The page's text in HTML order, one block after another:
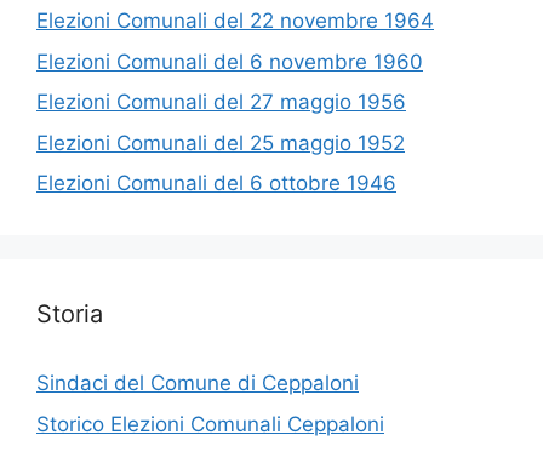
Elezioni Comunali del 22 novembre 1964
Elezioni Comunali del 6 novembre 1960
Elezioni Comunali del 27 maggio 1956
Elezioni Comunali del 25 maggio 1952
Elezioni Comunali del 6 ottobre 1946
Storia
Sindaci del Comune di Ceppaloni
Storico Elezioni Comunali Ceppaloni